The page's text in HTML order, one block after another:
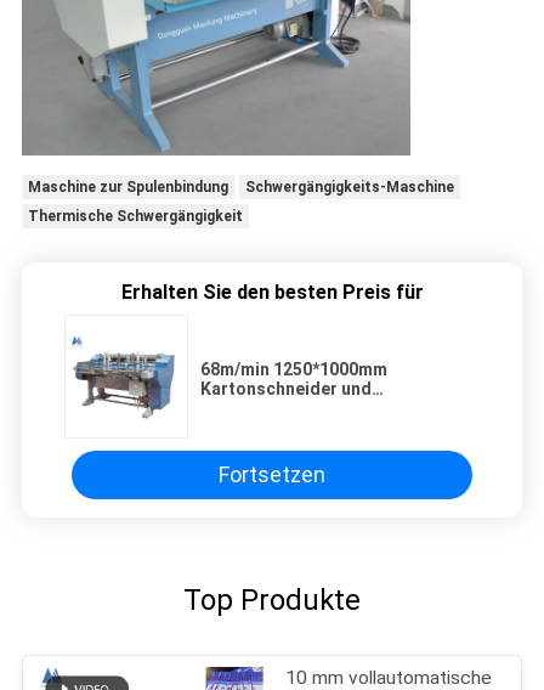
Maschine zur Spulenbindung
Schwergängigkeits-Maschine
Thermische Schwergängigkeit
Erhalten Sie den besten Preis für
68m/min 1250*1000mm
Kartonschneider und
Fortsetzen
Top Produkte
10 mm vollautomatische